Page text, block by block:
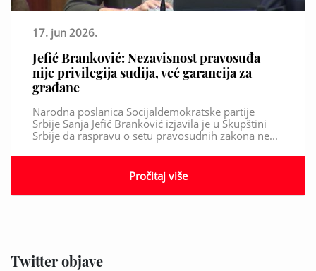
Twitter objave
17. jun 2026.
Jefić Branković: Nezavisnost pravosuđa
nije privilegija sudija, već garancija za
građane
Narodna poslanica Socijaldemokratske partije
Srbije Sanja Jefić Branković izjavila je u Skupštini
Srbije da raspravu o setu pravosudnih zakona ne...
Pročitaj više